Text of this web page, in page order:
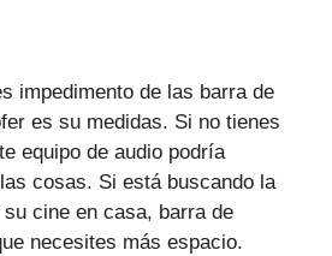
impedimento de las barra de
es su medidas. Si no tienes
equipo de audio podría
cosas. Si está buscando la
cine en casa, barra de
necesites más espacio.